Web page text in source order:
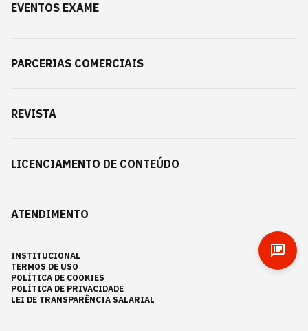
EVENTOS EXAME
PARCERIAS COMERCIAIS
REVISTA
LICENCIAMENTO DE CONTEÚDO
ATENDIMENTO
INSTITUCIONAL
TERMOS DE USO
POLÍTICA DE COOKIES
POLÍTICA DE PRIVACIDADE
LEI DE TRANSPARÊNCIA SALARIAL